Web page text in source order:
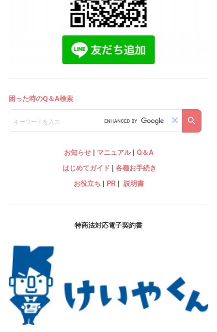
お知らせ| マニュアル| Q＆A
はじめてガイド | 各種お手続き
お役立ち | PR| 説明書
特商法対応電子契約書